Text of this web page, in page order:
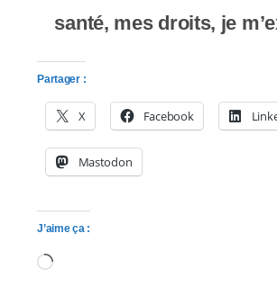
santé, mes droits, je
Partager :
X Facebook
Mastodon
J’aime ça :
Chargement…